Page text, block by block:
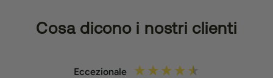
Cosa dicono i nostri clienti
Eccezionale